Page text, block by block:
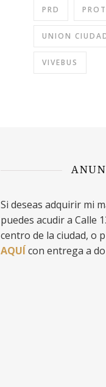
PRD
UNION
VIVEBUS
Si deseas adquirir mi
puedes acudir a Calle
centro de la ciudad, o
AQUÍcon entrega a